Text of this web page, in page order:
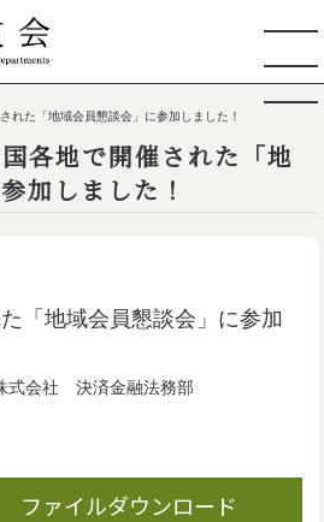
れた「地域会員懇談会」に参加しました！
各地で開催された「地
加しました！
「地域会員懇談会」に参加
式会社 決済金融法務部
ファイルダウンロード